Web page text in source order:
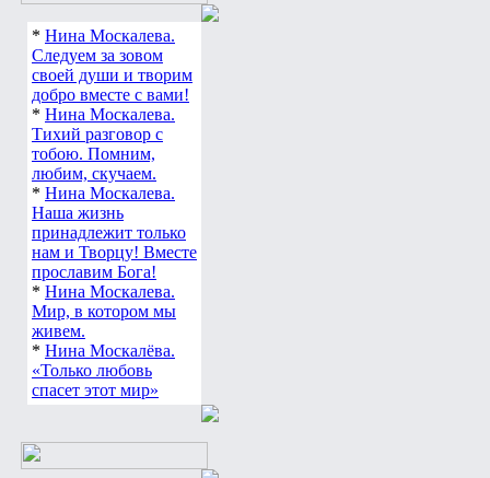
* Нина Москалева.
Следуем за зовом
своей души и творим
добро вместе с вами!
* Нина Москалева.
Тихий разговор с
тобою. Помним,
любим, скучаем.
* Нина Москалева.
Наша жизнь
принадлежит только
нам и Творцу! Вместе
прославим Бога!
* Нина Москалева.
Мир, в котором мы
живем.
* Нина Москалёва.
«Только любовь
спасет этот мир»